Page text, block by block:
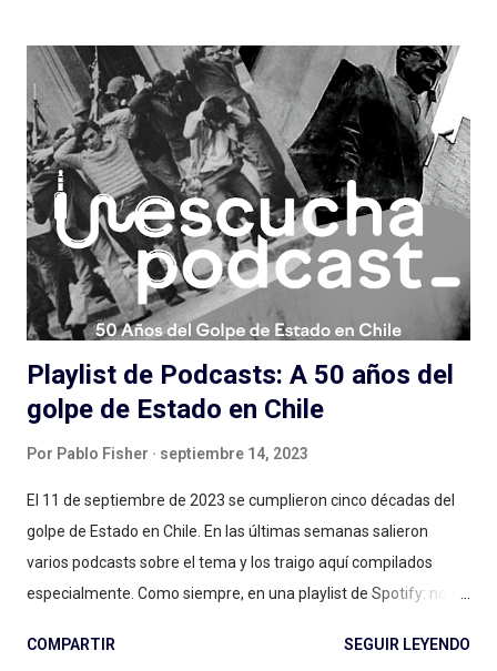
asignaturas introductorias: una de lenguaje sonoro, sus usos y
fines, más una de contexto y panorama. En esta última, que se
llama Historia y Presente del Podcast , vengo trabajando (les
cuento) como docente a cargo. Dentro de la materia, tomamos
dos ejes para trabajar: el histórico, con las dificultades lógicas
(al ser este un medio digital, de corta vida y poco historizado),
nos sirvió para identificar etapas, desarrollos técnicos,
tendencias que vemos hoy ...
Playlist de Podcasts: A 50 años del
golpe de Estado en Chile
Por Pablo Fisher septiembre 14, 2023
El 11 de septiembre de 2023 se cumplieron cinco décadas del
golpe de Estado en Chile. En las últimas semanas salieron
varios podcasts sobre el tema y los traigo aquí compilados
especialmente. Como siempre, en una playlist de Spotify: no es
escuchamos podcasts hoy. La selección incluye, entre otros:
COMPARTIR SEGUIR LEYENDO